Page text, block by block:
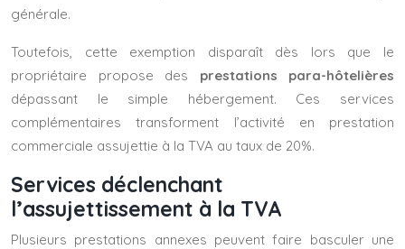
générale.
Toutefois, cette exemption disparaît dès lors que le
propriétaire propose des prestations para-hôtelières
dépassant le simple hébergement. Ces services
complémentaires transforment l’activité en prestation
commerciale assujettie à la TVA au taux de 20%.
Services déclenchant
l’assujettissement à la TVA
Plusieurs prestations annexes peuvent faire basculer une